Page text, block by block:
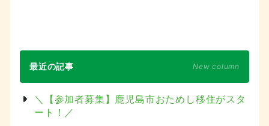
最近の記事 New column
＼【参加者募集】鹿児島市おためし移住がスタ
ート！／